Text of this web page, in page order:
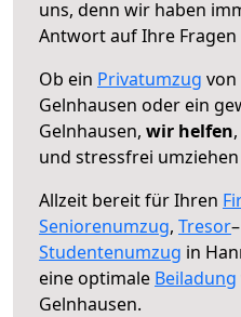
uns, denn wir haben
Antwort auf Ihre Fragen
Ob ein Privatumzug von
Gelnhausen oder ein
Gelnhausen, wir helfen
und stressfrei
Allzeit bereit für Ihren
Seniorenumzug, Tresor
Studentenumzug in
eine optimale Beiladung
Gelnhausen.